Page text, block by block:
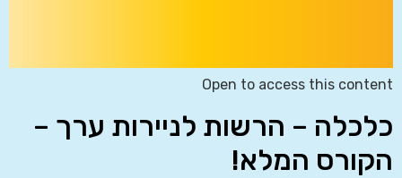
Open to access this content
כלכלה – הרשות לניירות ערך –
הקורס המלא!